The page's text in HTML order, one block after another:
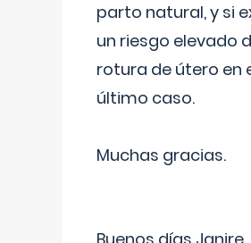
parto natural, y si
un riesgo elevado
rotura de útero en
último caso.
Muchas gracias.